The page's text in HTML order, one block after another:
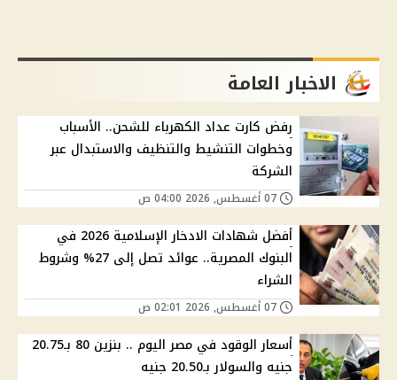
الاخبار العامة
رفض كارت عداد الكهرباء للشحن.. الأسباب
وخطوات التنشيط والتنظيف والاستبدال عبر
الشركة
أفضل شهادات الادخار الإسلامية 2026 في
البنوك المصرية.. عوائد تصل إلى 27% وشروط
الشراء
أسعار الوقود في مصر اليوم .. بنزين 80 بـ20.75
جنيه والسولار بـ20.50 جنيه